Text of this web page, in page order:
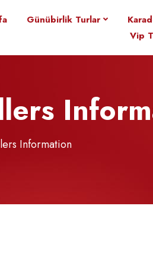
0546 160 7070
Günübirlik Turlar
Vip
Information